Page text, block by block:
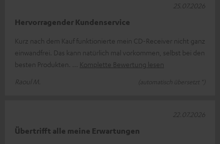
Hervorragender Kundenservice
Kurz nach dem Kauf funktionierte mein CD-Receiver nicht ganz
einwandfrei. Das kann natürlich mal vorkommen, selbst bei den
besten Produkten.
Komplette Bewertung lesen
Raoul M.
(automatisch übersetzt *)
25.07.2026
Übertrifft alle meine Erwartungen
22.07.2026